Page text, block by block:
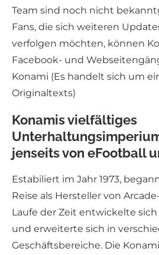
Team sind noch nicht
Fans, die sich weiteren
verfolgen möchten, können
Facebook- und
Konami (Es handelt sich um
Originaltexts)
Konamis vielfältiges
jenseits von eFootball
Estabiliert im Jahr 1973,
Reise als Hersteller von
Laufe der Zeit entwickelte
und erweiterte sich in
Geschäftsbereiche. Die